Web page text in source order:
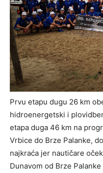
Prvu etapu dugu 26 km
hidroenergetski i
etapa duga 46 km na
Vrbice do Brze Palanke,
najkraća jer nautičare
Dunavom od Brze